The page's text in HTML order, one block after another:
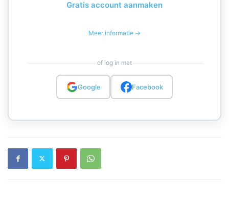
Gratis account aanmaken
Meer informatie →
of log in met
Google Facebook